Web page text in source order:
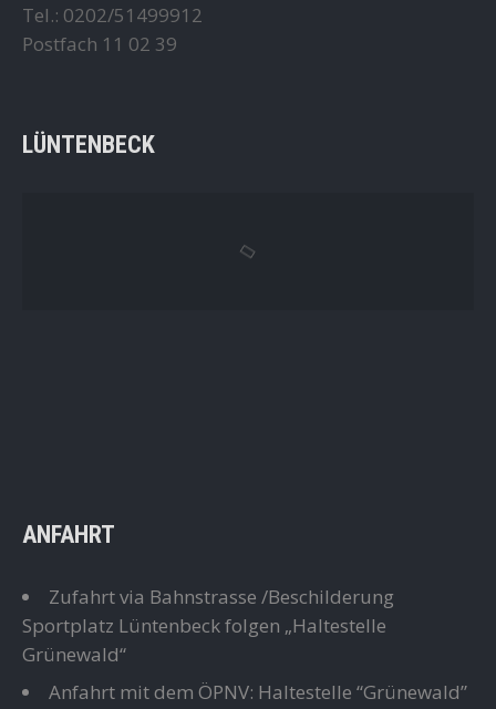
Tel.: 0202/51499912
Postfach 11 02 39
LÜNTENBECK
ANFAHRT
Zufahrt via Bahnstrasse /Beschilderung
Sportplatz Lüntenbeck folgen „Haltestelle
Grünewald“
Anfahrt mit dem ÖPNV: Haltestelle “Grünewald”